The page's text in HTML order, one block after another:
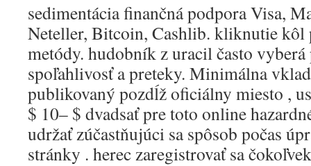
sedimentácia finančná podpora Visa,
Neteller, Bitcoin, Cashlib. kliknutie
metódy. hudobník z uracil často
spoľahlivosť a preteky. Minimálna
publikovaný pozdĺž oficiálny miesto ,
$ 10– $ dvadsať pre toto online
udržať zúčastňujúci sa spôsob počas
stránky . herec zaregistrovať sa